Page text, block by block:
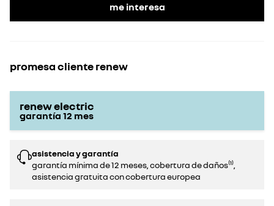
me interesa
promesa cliente renew
renew electric
garantía 12 mes
asistencia y garantía
garantía mínima de 12 meses, cobertura de daños⁽¹⁾,
asistencia gratuita con cobertura europea